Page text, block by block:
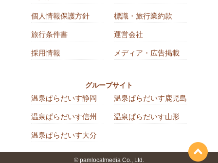
個人情報保護方針 標識・旅行業約款
旅行条件書 運営会社
採用情報 メディア・広告掲載
グループサイト
温泉ぱらだいす静岡 温泉ぱらだいす鹿児島
温泉ぱらだいす信州 温泉ぱらだいす山形
温泉ぱらだいす大分
© pamlocalmedia Co., Ltd.